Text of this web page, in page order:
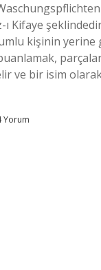
ı Kifaye
kişinin
ve bir isim
Yorum